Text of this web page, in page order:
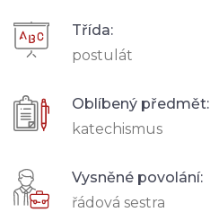
Třída:
postulát
Oblíbený předmět:
katechismus
Vysněné povolání:
řádová sestra